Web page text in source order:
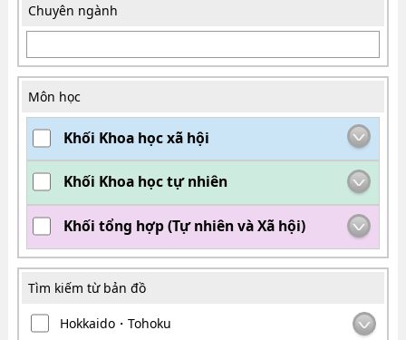
Chuyên ngành
Môn học
Khối Khoa học xã hội
Khối Khoa học tự nhiên
Khối tổng hợp (Tự nhiên và Xã hội)
Tìm kiếm từ bản đồ
Hokkaido・Tohoku